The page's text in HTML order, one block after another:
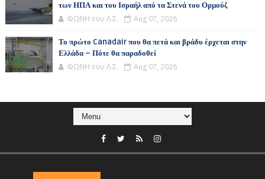
των ΗΠΑ και του Ισραήλ από τα Στενά του Ορμούζ
ΦΩΝΗ του Λ.Σ. Aug 07, 2026
Το πρώτο Canadair που θα πετά και βράδυ έρχεται στην
Ελλάδα – Πότε θα παραδοθεί
ΦΩΝΗ του Λ.Σ. Aug 07, 2026